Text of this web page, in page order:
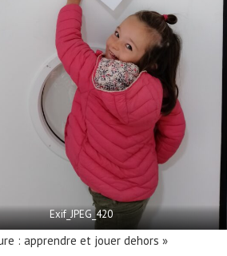
Exif_JPEG_420
: apprendre et jouer dehors »